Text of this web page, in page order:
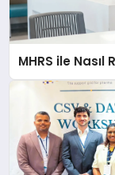
MHRS ile Nasıl